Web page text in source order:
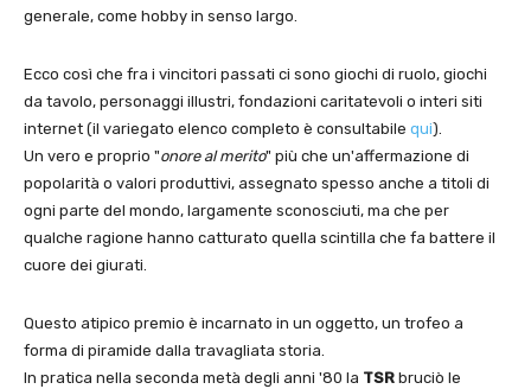
generale, come hobby in senso largo.
Ecco così che fra i vincitori passati ci sono giochi di ruolo, giochi
da tavolo, personaggi illustri, fondazioni caritatevoli o interi siti
internet (il variegato elenco completo è consultabile qui).
Un vero e proprio "onore al merito" più che un'affermazione di
popolarità o valori produttivi, assegnato spesso anche a titoli di
ogni parte del mondo, largamente sconosciuti, ma che per
qualche ragione hanno catturato quella scintilla che fa battere il
cuore dei giurati.
Questo atipico premio è incarnato in un oggetto, un trofeo a
forma di piramide dalla travagliata storia.
In pratica nella seconda metà degli anni '80 la TSR bruciò le